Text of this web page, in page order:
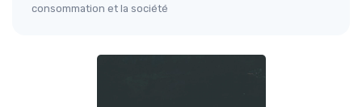
consommation et la société